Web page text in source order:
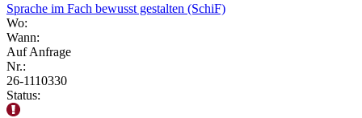
Sprache im Fach bewusst gestalten (SchiF)
Wo:
Wann:
Auf Anfrage
Nr.:
26-1110330
Status: